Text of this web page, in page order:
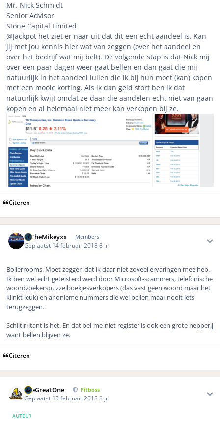
Mr. Nick Schmidt
Senior Advisor
Stone Capital Limited
@Jackpot het ziet er naar uit dat dit een echt aandeel is. Kan
jij met jou kennis hier wat van zeggen (over het aandeel en
over het bedrijf wat mij belt). De volgende stap is dat Nick mij
over een paar dagen weer gaat bellen en dan gaat die mij
natuurlijk in het aandeel lullen die ik bij hun moet (kan) kopen
met een mooie korting. Als ik dan geld stort ben ik dat
natuurlijk kwijt omdat ze daar die aandelen echt niet van gaan
kopen en al helemaal niet meer kan verkopen bij ze.
Citeren
xxTheMikeyxx Members
Geplaatst 14 februari 20188 jr
Boilerrooms. Moet zeggen dat ik daar niet zoveel ervaringen mee heb.
Ik ben wel echt geteisterd werd door Microsoft-scammers, telefonische
woordzoekerspuzzelboekjesverkopers (das vast geen woord maar het
klinkt leuk) en anonieme nummers die wel bellen maar nooit iets
terugzeggen..
Schijtirritant is het. En dat bel-me-niet register is ook een grote nepperij
want bellen blijven ze.
Citeren
TheGreatOne Pitboss
Geplaatst 15 februari 20188 jr
AUTEUR